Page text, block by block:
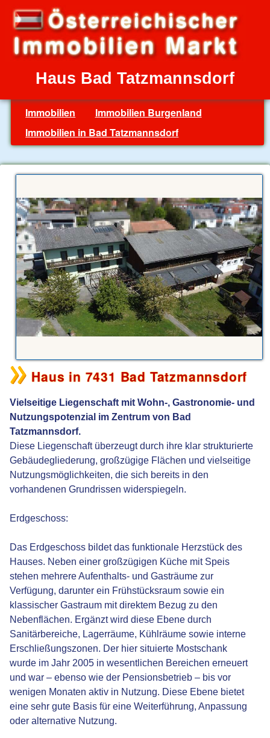
Haus Bad Tatzmannsdorf
Immobilien
Immobilien Burgenland
Immobilien in Bad Tatzmannsdorf
Haus in 7431 Bad Tatzmannsdorf
Vielseitige Liegenschaft mit Wohn-, Gastronomie- und
Nutzungspotenzial im Zentrum von Bad
Tatzmannsdorf.
Diese Liegenschaft überzeugt durch ihre klar strukturierte
Gebäudegliederung, großzügige Flächen und vielseitige
Nutzungsmöglichkeiten, die sich bereits in den
vorhandenen Grundrissen widerspiegeln.
Erdgeschoss:
Das Erdgeschoss bildet das funktionale Herzstück des
Hauses. Neben einer großzügigen Küche mit Speis
stehen mehrere Aufenthalts- und Gasträume zur
Verfügung, darunter ein Frühstücksraum sowie ein
klassischer Gastraum mit direktem Bezug zu den
Nebenflächen. Ergänzt wird diese Ebene durch
Sanitärbereiche, Lagerräume, Kühlräume sowie interne
Erschließungszonen. Der hier situierte Mostschank
wurde im Jahr 2005 in wesentlichen Bereichen erneuert
und war – ebenso wie der Pensionsbetrieb – bis vor
wenigen Monaten aktiv in Nutzung. Diese Ebene bietet
eine sehr gute Basis für eine Weiterführung, Anpassung
oder alternative Nutzung.